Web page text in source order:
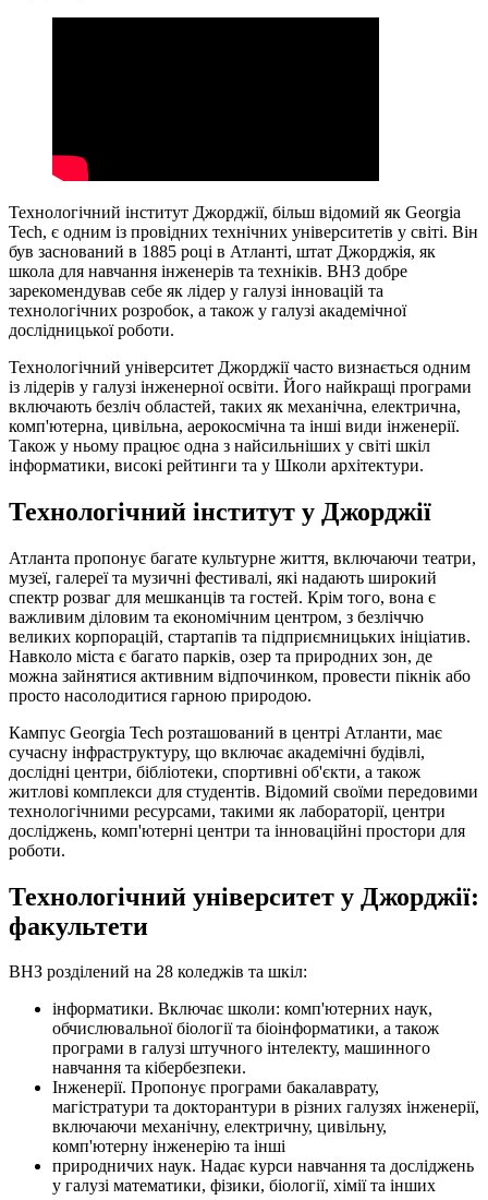
Технологічний інститут Джорджії, більш відомий як Georgia
Tech, є одним із провідних технічних університетів у світі. Він
був заснований в 1885 році в Атланті, штат Джорджія, як
школа для навчання інженерів та техніків. ВНЗ добре
зарекомендував себе як лідер у галузі інновацій та
технологічних розробок, а також у галузі академічної
дослідницької роботи.
Технологічний університет Джорджії часто визнається одним
із лідерів у галузі інженерної освіти. Його найкращі програми
включають безліч областей, таких як механічна, електрична,
комп'ютерна, цивільна, аерокосмічна та інші види інженерії.
Також у ньому працює одна з найсильніших у світі шкіл
інформатики, високі рейтинги та у Школи архітектури.
Технологічний інститут у Джорджії
Атланта пропонує багате культурне життя, включаючи театри,
музеї, галереї та музичні фестивалі, які надають широкий
спектр розваг для мешканців та гостей. Крім того, вона є
важливим діловим та економічним центром, з безліччю
великих корпорацій, стартапів та підприємницьких ініціатив.
Навколо міста є багато парків, озер та природних зон, де
можна зайнятися активним відпочинком, провести пікнік або
просто насолодитися гарною природою.
Кампус Georgia Tech розташований в центрі Атланти, має
сучасну інфраструктуру, що включає академічні будівлі,
дослідні центри, бібліотеки, спортивні об'єкти, а також
житлові комплекси для студентів. Відомий своїми передовими
технологічними ресурсами, такими як лабораторії, центри
досліджень, комп'ютерні центри та інноваційні простори для
роботи.
Технологічний університет у Джорджії:
факультети
ВНЗ розділений на 28 коледжів та шкіл:
інформатики. Включає школи: комп'ютерних наук,
обчислювальної біології та біоінформатики, а також
програми в галузі штучного інтелекту, машинного
навчання та кібербезпеки.
Інженерії. Пропонує програми бакалаврату,
магістратури та докторантури в різних галузях інженерії,
включаючи механічну, електричну, цивільну,
комп'ютерну інженерію та інші
природничих наук. Надає курси навчання та досліджень
у галузі математики, фізики, біології, хімії та інших